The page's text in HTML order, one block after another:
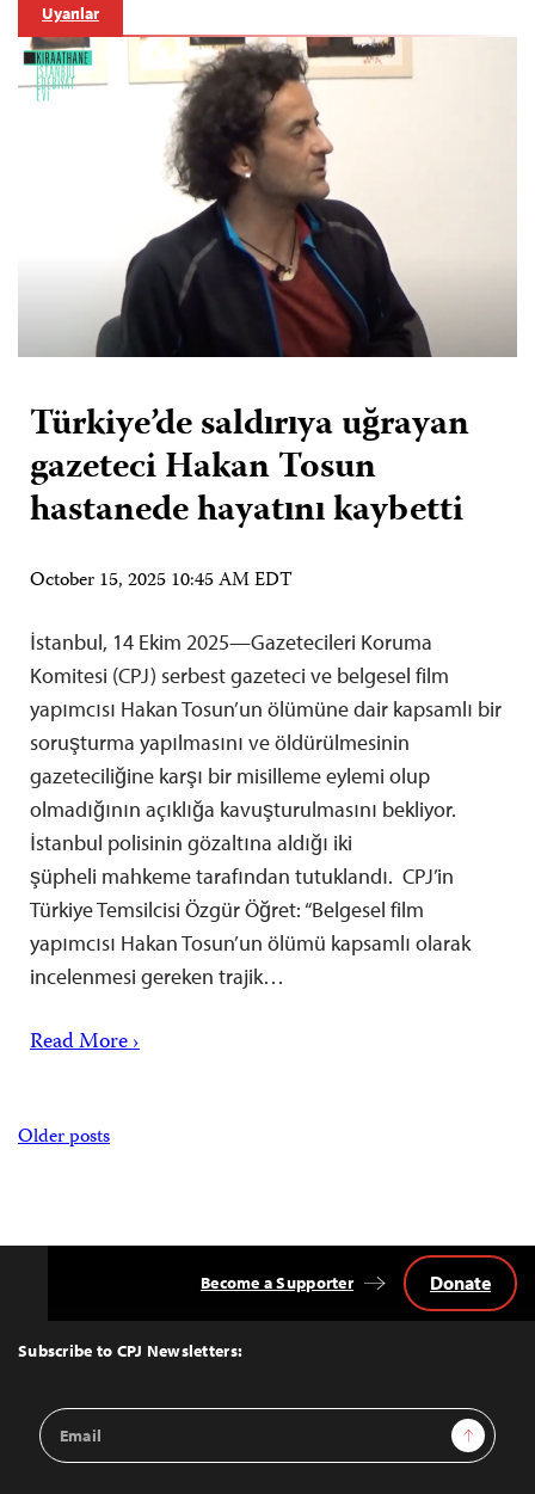
Uyarılar
Türkiye’de saldırıya uğrayan
gazeteci Hakan Tosun
hastanede hayatını kaybetti
October 15, 2025 10:45 AM EDT
İstanbul, 14 Ekim 2025—Gazetecileri Koruma
Komitesi (CPJ) serbest gazeteci ve belgesel film
yapımcısı Hakan Tosun’un ölümüne dair kapsamlı bir
soruşturma yapılmasını ve öldürülmesinin
gazeteciliğine karşı bir misilleme eylemi olup
olmadığının açıklığa kavuşturulmasını bekliyor.
İstanbul polisinin gözaltına aldığı iki
şüpheli mahkeme tarafından tutuklandı. CPJ’in
Türkiye Temsilcisi Özgür Öğret: “Belgesel film
yapımcısı Hakan Tosun’un ölümü kapsamlı olarak
incelenmesi gereken trajik…
Read More ›
Posts
Older posts
Top
Subscribe to CPJ Newsletters:
Email
Address
Sign Up
Become a Supporter Donate